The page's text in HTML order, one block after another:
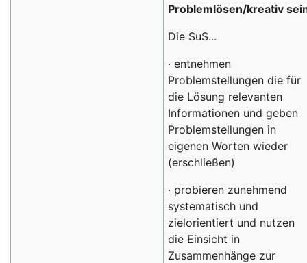
Problemlösen/kreativ
Die SuS...
· entnehmen
Problemstellungen die für
die Lösung relevanten
Informationen und geben
Problemstellungen in
eigenen Worten wieder
(erschließen)
· probieren zunehmend
systematisch und
zielorientiert und nutzen
die Einsicht in
Zusammenhänge zur